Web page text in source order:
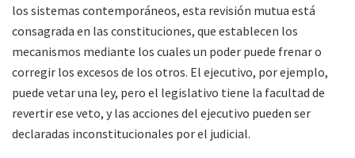
los sistemas contemporáneos, esta revisión mutua está
consagrada en las constituciones, que establecen los
mecanismos mediante los cuales un poder puede frenar o
corregir los excesos de los otros. El ejecutivo, por ejemplo,
puede vetar una ley, pero el legislativo tiene la facultad de
revertir ese veto, y las acciones del ejecutivo pueden ser
declaradas inconstitucionales por el judicial.